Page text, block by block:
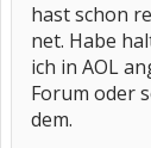
hast schon
net. Habe
ich in AOL
Forum oder
dem.